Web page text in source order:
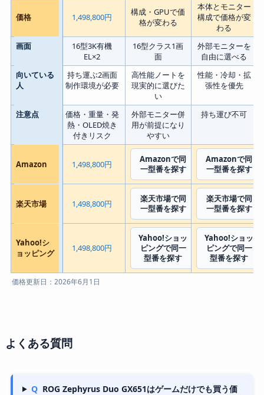
価格 1,498,800円
構成・GPUで価
格が変わる
本体とモニター
構成で価格が変
わる
画面
16型3K有機
EL×2
16型クラス1画
面
外部モニターを
自由に選べる
向いている
人
持ち運ぶ2画面
制作環境が必要
高性能ノートを
現実的に選びた
い
性能・冷却・拡
張性を優先
注意点
価格・重量・発
熱・OLED焼き
付きリスク
外部モニター併
用が前提になり
やすい
持ち運び不可
Amazon 1,498,800円
Amazonで同
一型番を探す
Amazonで同
一型番を探す
楽天市場 1,498,800円
楽天市場で同
一型番を探す
楽天市場で同
一型番を探す
Yahoo!シ
ョッピング
1,498,800円
Yahoo!ショッ
ピングで同一
型番を探す
Yahoo!ショッ
ピングで同一
型番を探す
価格更新日：2026年6月1日
よくある質問
Q ROG Zephyrus Duo GX651はゲームだけでも買う価